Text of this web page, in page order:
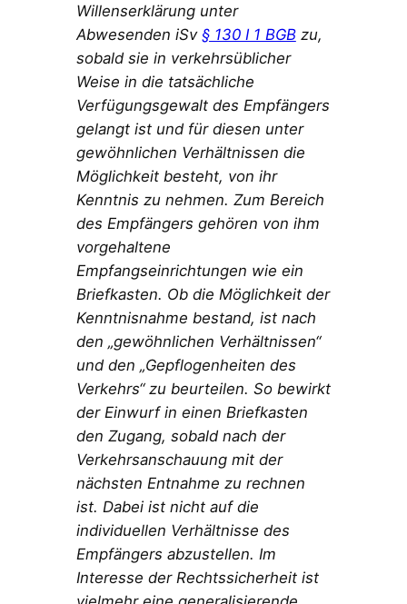
Willenserklärung unter
Abwesenden iSv § 130 I 1 BGBzu,
sobald sie in verkehrsüblicher
Weise in die tatsächliche
Verfügungsgewalt des Empfängers
gelangt ist und für diesen unter
gewöhnlichen Verhältnissen die
Möglichkeit besteht, von ihr
Kenntnis zu nehmen. Zum Bereich
des Empfängers gehören von ihm
vorgehaltene
Empfangseinrichtungen wie ein
Briefkasten. Ob die Möglichkeit der
Kenntnisnahme bestand, ist nach
den „gewöhnlichen Verhältnissen“
und den „Gepflogenheiten des
Verkehrs“ zu beurteilen. So bewirkt
der Einwurf in einen Briefkasten
den Zugang, sobald nach der
Verkehrsanschauung mit der
nächsten Entnahme zu rechnen
ist. Dabei ist nicht auf die
individuellen Verhältnisse des
Empfängers abzustellen. Im
Interesse der Rechtssicherheit ist